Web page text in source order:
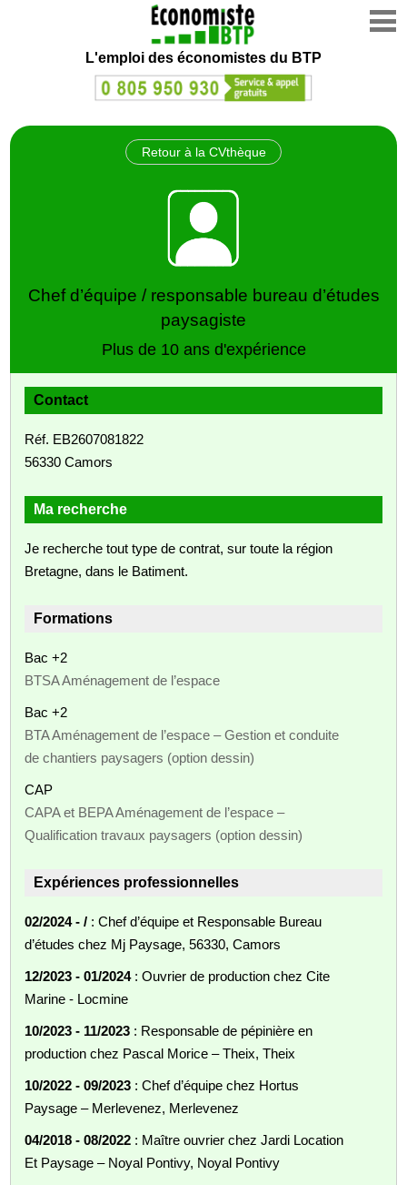
L'emploi des économistes du BTP
Retour à la CVthèque
Chef d’équipe / responsable bureau d’études
paysagiste
Plus de 10 ans d'expérience
Contact
Réf. EB2607081822
56330 Camors
Ma recherche
Je recherche tout type de contrat, sur toute la région
Bretagne, dans le Batiment.
Formations
Bac +2
BTSA Aménagement de l’espace
Bac +2
BTA Aménagement de l’espace – Gestion et conduite
de chantiers paysagers (option dessin)
CAP
CAPA et BEPA Aménagement de l’espace –
Qualification travaux paysagers (option dessin)
Expériences professionnelles
02/2024 - / : Chef d’équipe et Responsable Bureau
d’études chez Mj Paysage, 56330, Camors
12/2023 - 01/2024: Ouvrier de production chez Cite
Marine - Locmine
10/2023 - 11/2023 : Responsable de pépinière en
production chez Pascal Morice – Theix, Theix
10/2022 - 09/2023 : Chef d’équipe chez Hortus
Paysage – Merlevenez, Merlevenez
04/2018 - 08/2022 : Maître ouvrier chez Jardi Location
Et Paysage – Noyal Pontivy, Noyal Pontivy